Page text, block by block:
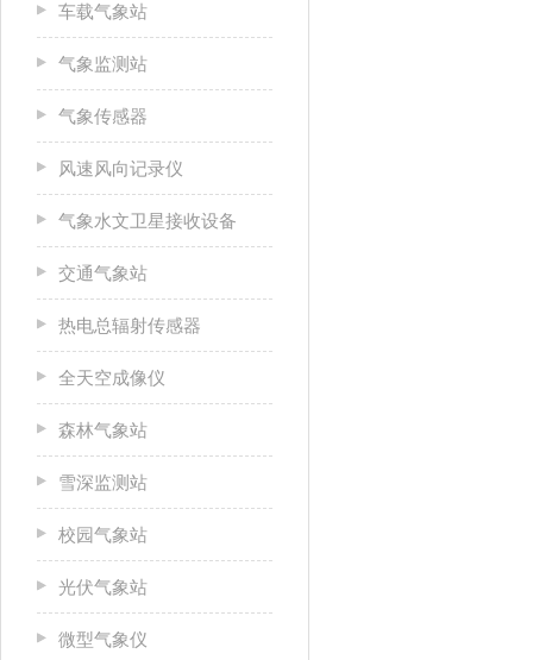
车载气象站
气象监测站
气象传感器
风速风向记录仪
气象水文卫星接收设备
交通气象站
热电总辐射传感器
全天空成像仪
森林气象站
雪深监测站
校园气象站
光伏气象站
微型气象仪